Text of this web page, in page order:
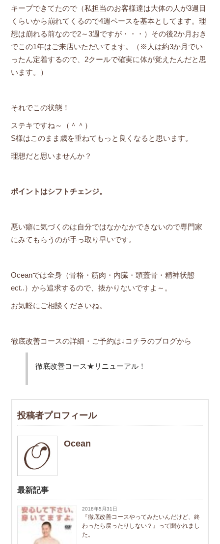
キープできてたので（私担当のお客様達は大体の人が3週目
くらいから崩れてくるので4週ペースを基本としてます。理
想は崩れる前なので2～3週ですが・・・）その後2か月おき
でこの1年はご来店いただいてます。（※人は約3か月でい
ったん定着するので、2クールで確実に体が覚えたんだと思
います。）
それでこの状態！
ステキですね～（＾＾）
S様はこのまま歳を重ねてもっと良くなると思います。
理想だと思いませんか？
ポイントはシフトチェンジ。
悪い癖に気づくのは自分ではなかなかできないので専門家
にみてもらうのが手っ取り早いです。
Oceanでは全身（骨格・筋肉・内臓・頭蓋骨・精神状態
ect..）から追求するので、抜かりないですよ～。
お気軽にご相談くださいね。
徹底改善コースの詳細・ご予約は↓コチラのブログから
徹底改善コース★リニューアル！
投稿者プロフィール
Ocean
最新記事
2018年5月31日
『徹底改善コースやってみたいんだけど、終
わったら戻ったりしない？』って聞かれまし
た。